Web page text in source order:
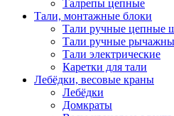
Талрепы цепные
Тали, монтажные блоки
Тали ручные цепные
Тали ручные
Тали электрические
Каретки для тали
Лебёдки, весовые краны
Лебёдки
Домкраты